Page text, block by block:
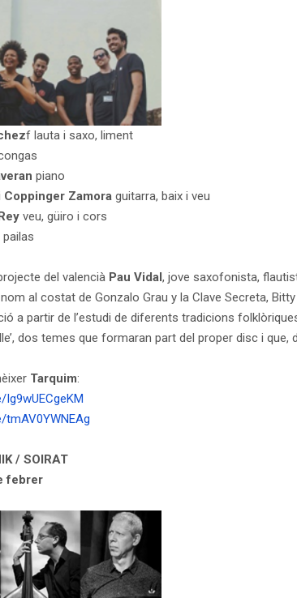
f lauta i saxo, liment
piano
Coppinger Zamora guitarra, baix i veu
veu, güiro i cors
pailas
del valencià Pau Vidal, jove saxofonista,
al costat de Gonzalo Grau y la Clave Secreta,
a partir de l’estudi de diferents tradicions
dos temes que formaran part del proper disc i
Tarquim:
/ SOIRAT
febrer